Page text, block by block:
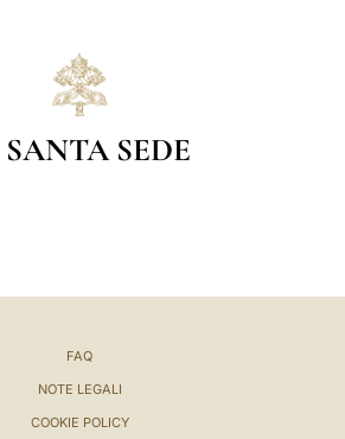
SANTA SEDE
FAQ
NOTE LEGALI
COOKIE POLICY